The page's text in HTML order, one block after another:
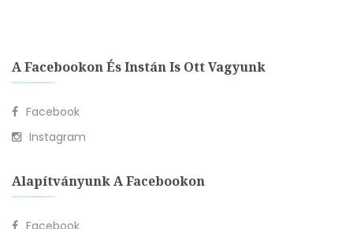
A Facebookon És Instán Is Ott Vagyunk
Facebook
Instagram
Alapítványunk A Facebookon
Facebook